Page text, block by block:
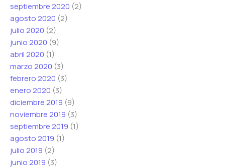
septiembre 2020 (2)
agosto 2020 (2)
julio 2020 (2)
junio 2020 (9)
abril 2020 (1)
marzo 2020 (3)
febrero 2020 (3)
enero 2020 (3)
diciembre 2019 (9)
noviembre 2019 (3)
septiembre 2019 (1)
agosto 2019 (1)
julio 2019 (2)
junio 2019 (3)